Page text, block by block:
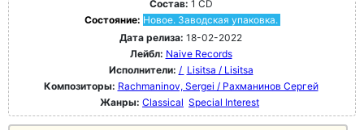
Состав: 1 CD
Состояние: Новое. Заводская упаковка.
Дата релиза: 18-02-2022
Лейбл: Naive Records
Исполнители: / Lisitsa / Lisitsa
Композиторы: Rachmaninov, Sergei / Рахманинов Сергей
Жанры: Classical Special Interest